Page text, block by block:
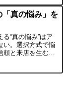
例」をLINEのクロ
をしていきます
「真の悩み」を
“真の悩み”はア
い。選択方式で悩
頼と来店を生む